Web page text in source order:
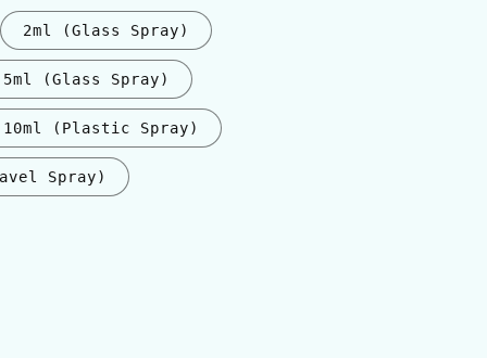
2ml (Glass Spray)
5ml (Glass Spray)
10ml (Plastic Spray)
Spray)